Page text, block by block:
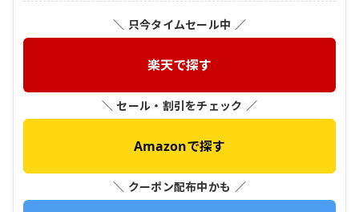
＼ 只今タイムセール中 ／
楽天で探す
＼ セール・割引をチェック ／
Amazonで探す
＼ クーポン配布中かも ／